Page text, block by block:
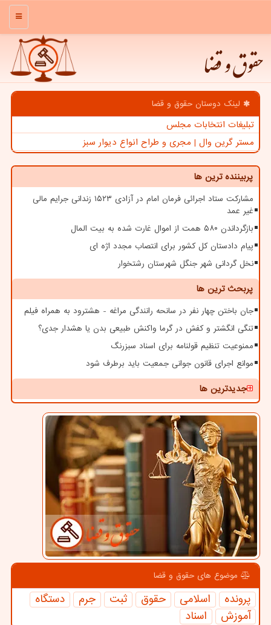
منو
حقوق و قضا
لینک دوستان حقوق و قضا
تبلیغات انتخابات مجلس
مستر گرین وال | مجری و طراح انواع دیوار سبز
پربیننده ترین ها
مشارکت ستاد اجرائی فرمان امام در آزادی ۱۵۲۳ زندانی جرایم مالی
غیر عمد
بازگرداندن ۵۸۰ همت از اموال غارت شده به بیت المال
پیام دادستان کل کشور برای انتصاب مجدد اژه ای
نخل گردانی شهر جنگل شهرستان رشتخوار
پربحث ترین ها
جان باختن چهار نفر در سانحه رانندگی مراغه - هشترود به همراه فیلم
تنگی انگشتر و کفش در گرما واکنش طبیعی بدن یا هشدار جدی؟
ممنوعیت تنظیم قولنامه برای اسناد سبزرنگ
موانع اجرای قانون جوانی جمعیت باید برطرف شود
جدیدترین ها
موضوع های حقوق و قضا
پرونده اسلامی حقوق ثبت جرم
دستگاه
آموزش
اسناد